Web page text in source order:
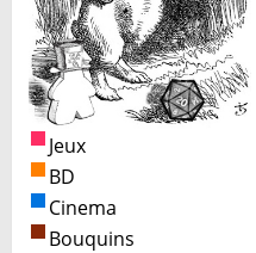
Jeux
BD
Cinema
Bouquins